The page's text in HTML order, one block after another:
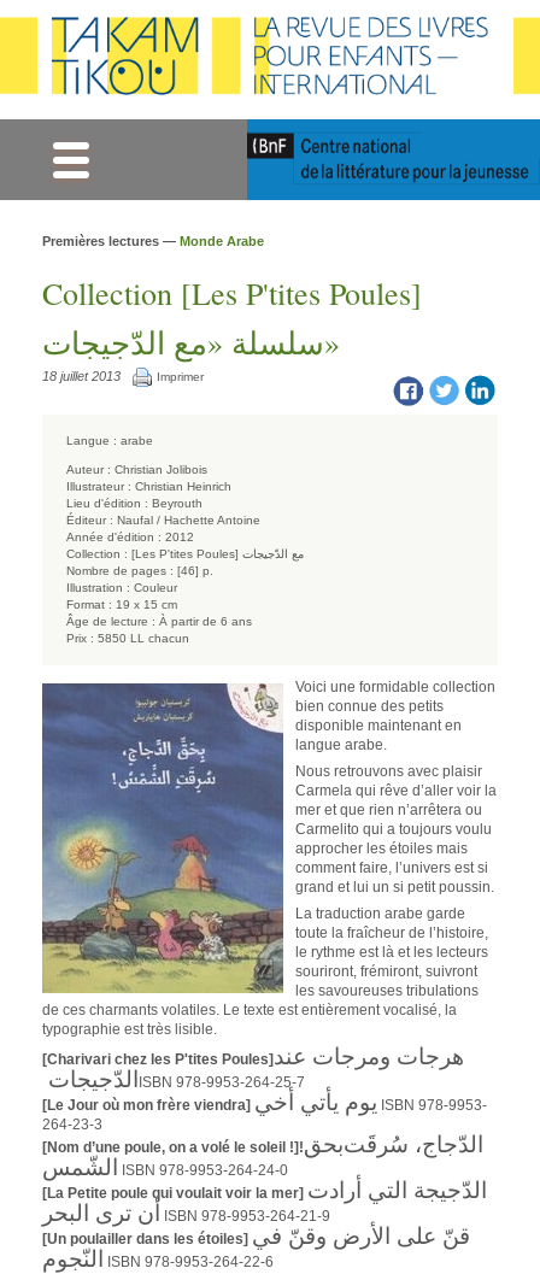
Premières lectures — Monde Arabe
Collection [Les P'tites Poules]
«سلسلة «مع الدّجيجات
18 juillet 2013 Imprimer
Langue : arabe
Auteur : Christian Jolibois
Illustrateur : Christian Heinrich
Lieu d'édition : Beyrouth
Éditeur : Naufal / Hachette Antoine
Année d'édition : 2012
Collection :
[Les P'tites Poules] مع الدّجيجات
Nombre de pages : [46] p.
Illustration : Couleur
Format : 19 x 15 cm
Âge de lecture : À partir de 6 ans
Prix : 5850 LL chacun
Voici une formidable collection
bien connue des petits
disponible maintenant en
langue arabe.
Nous retrouvons avec plaisir
Carmela qui rêve d’aller voir la
mer et que rien n’arrêtera ou
Carmelito qui a toujours voulu
approcher les étoiles mais
comment faire, l’univers est si
grand et lui un si petit poussin.
La traduction arabe garde
toute la fraîcheur de l’histoire,
le rythme est là et les lecteurs
souriront, frémiront, suivront
les savoureuses tribulations
de ces charmants volatiles. Le texte est entièrement vocalisé, la
typographie est très lisible.
[Charivari chez les P'tites Poules]هرجات ومرجات عند
الدّجيجاتISBN 978-9953-264-25-7
[Le Jour où mon frère viendra] يوم يأتي أخي ISBN 978-9953-
264-23-3
[Nom d’une poule, on a volé le soleil !]!بحقالدّجاج، سُرقَت
الشّمس ISBN 978-9953-264-24-0
[La Petite poule qui voulait voir la mer] الدّجيجة التي أرادت
أن ترى البحر ISBN 978-9953-264-21-9
[Un poulailler dans les étoiles] قنّ على الأرض وقنّ في
النّجوم ISBN 978-9953-264-22-6